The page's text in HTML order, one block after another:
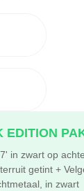
EDITION
in zwart op
getint +
in zwart